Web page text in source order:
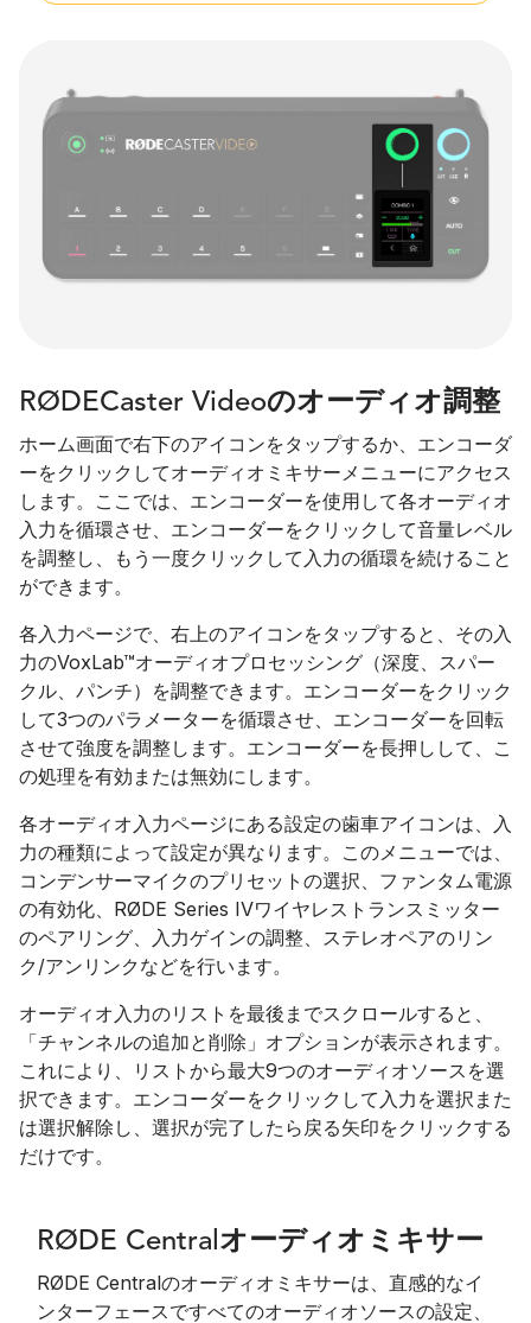
RØDECaster Videoのオーディオ調整
ホーム画面で右下のアイコンをタップするか、エンコーダ
ーをクリックしてオーディオミキサーメニューにアクセス
します。ここでは、エンコーダーを使用して各オーディオ
入力を循環させ、エンコーダーをクリックして音量レベル
を調整し、もう一度クリックして入力の循環を続けること
ができます。
各入力ページで、右上のアイコンをタップすると、その入
力のVoxLab™オーディオプロセッシング（深度、スパー
クル、パンチ）を調整できます。エンコーダーをクリック
して3つのパラメーターを循環させ、エンコーダーを回転
させて強度を調整します。エンコーダーを長押しして、こ
の処理を有効または無効にします。
各オーディオ入力ページにある設定の歯車アイコンは、入
力の種類によって設定が異なります。このメニューでは、
コンデンサーマイクのプリセットの選択、ファンタム電源
の有効化、RØDE Series IVワイヤレストランスミッター
のペアリング、入力ゲインの調整、ステレオペアのリン
ク/アンリンクなどを行います。
オーディオ入力のリストを最後までスクロールすると、
「チャンネルの追加と削除」オプションが表示されます。
これにより、リストから最大9つのオーディオソースを選
択できます。エンコーダーをクリックして入力を選択また
は選択解除し、選択が完了したら戻る矢印をクリックする
だけです。
RØDE Centralオーディオミキサー
RØDE Centralのオーディオミキサーは、直感的なイ
ンターフェースですべてのオーディオソースの設定、